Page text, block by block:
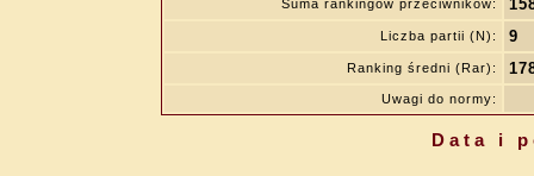
Suma rankingów przeciwników:
Liczba partii (N): 9
Ranking średni (Rar):
Uwagi do normy:
Data i